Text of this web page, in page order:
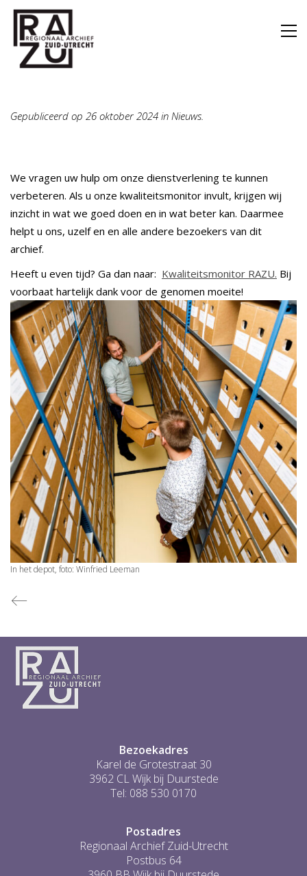
Gepubliceerd op 26 oktober 2024 in Nieuws.
We vragen uw hulp om onze dienstverlening te kunnen
verbeteren. Als u onze kwaliteitsmonitor invult, krijgen wij
inzicht in wat we goed doen en in wat beter kan. Daarmee
helpt u ons, uzelf en en alle andere bezoekers van dit
archief.
Heeft u even tijd? Ga dan naar: Kwaliteitsmonitor RAZU. Bij
voorbaat hartelijk dank voor de genomen moeite!
In het depot, foto: Winfried Leeman
Bezoekadres
Karel de Grotestraat 30
3962 CL Wijk bij Duurstede
Tel: 088 530 0170
Postadres
Regionaal Archief Zuid-Utrecht
Postbus 64